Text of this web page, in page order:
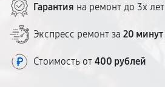
Гарантия на ремонт до 3х лет
Экспресс ремонт за 20 минут
Стоимость от 400 рублей